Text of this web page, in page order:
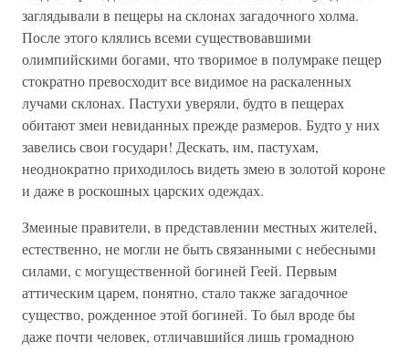
заглядывали в пещеры на склонах загадочного холма.
После этого клялись всеми существовавшими
олимпийскими богами, что творимое в полумраке пещер
стократно превосходит все видимое на раскаленных
лучами склонах. Пастухи уверяли, будто в пещерах
обитают змеи невиданных прежде размеров. Будто у них
завелись свои государи! Дескать, им, пастухам,
неоднократно приходилось видеть змею в золотой короне
и даже в роскошных царских одеждах.
Змеиные правители, в представлении местных жителей,
естественно, не могли не быть связанными с небесными
силами, с могущественной богиней Геей. Первым
аттическим царем, понятно, стало также загадочное
существо, рожденное этой богиней. То был вроде бы
даже почти человек, отличавшийся лишь громадною